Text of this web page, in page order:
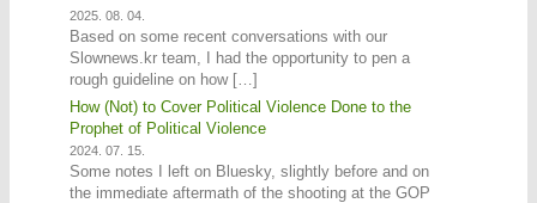
2025. 08. 04.
Based on some recent conversations with our
Slownews.kr team, I had the opportunity to pen a
rough guideline on how […]
How (Not) to Cover Political Violence Done to the
Prophet of Political Violence
2024. 07. 15.
Some notes I left on Bluesky, slightly before and on
the immediate aftermath of the shooting at the GOP